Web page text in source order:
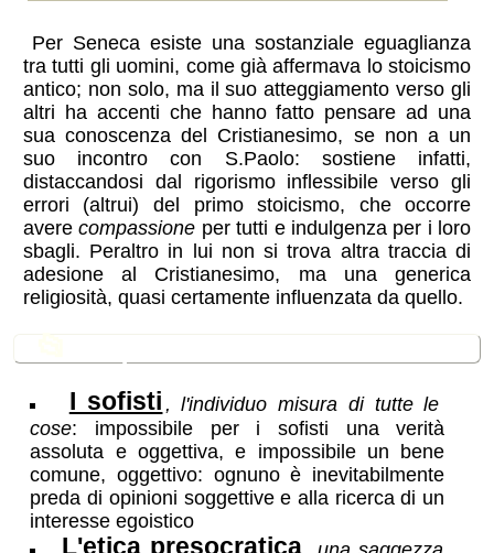
Per Seneca esiste una sostanziale eguaglianza
tra tutti gli uomini, come già affermava lo stoicismo
antico; non solo, ma il suo atteggiamento verso gli
altri ha accenti che hanno fatto pensare ad una
sua conoscenza del Cristianesimo, se non a un
suo incontro con S.Paolo: sostiene infatti,
distaccandosi dal rigorismo inflessibile verso gli
errori (altrui) del primo stoicismo, che occorre
averecompassione per tutti e indulgenza per i loro
sbagli. Peraltro in lui non si trova altra traccia di
adesione al Cristianesimo, ma una generica
religiosità, quasi certamente influenzata da quello.
I sofisti , l'individuo misura di tutte le
cose: impossibile per i sofisti una verità
assoluta e oggettiva, e impossibile un bene
comune, oggettivo: ognuno è inevitabilmente
preda di opinioni soggettive e alla ricerca di un
interesse egoistico
L'etica presocratica